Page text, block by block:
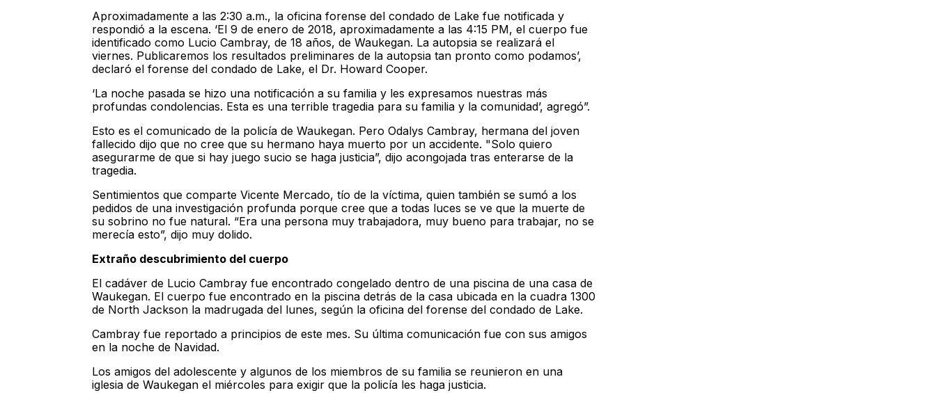
Aproximadamente a las 2:30 a.m., la oficina forense del condado de Lake fue notificada y
respondió a la escena. ‘El 9 de enero de 2018, aproximadamente a las 4:15 PM, el cuerpo fue
identificado como Lucio Cambray, de 18 años, de Waukegan. La autopsia se realizará el
viernes. Publicaremos los resultados preliminares de la autopsia tan pronto como podamos’,
declaró el forense del condado de Lake, el Dr. Howard Cooper.
‘La noche pasada se hizo una notificación a su familia y les expresamos nuestras más
profundas condolencias. Esta es una terrible tragedia para su familia y la comunidad’, agregó”.
Esto es el comunicado de la policía de Waukegan. Pero Odalys Cambray, hermana del joven
fallecido dijo que no cree que su hermano haya muerto por un accidente. "Solo quiero
asegurarme de que si hay juego sucio se haga justicia”, dijo acongojada tras enterarse de la
tragedia.
Sentimientos que comparte Vicente Mercado, tío de la víctima, quien también se sumó a los
pedidos de una investigación profunda porque cree que a todas luces se ve que la muerte de
su sobrino no fue natural. “Era una persona muy trabajadora, muy bueno para trabajar, no se
merecía esto”, dijo muy dolido.
Extraño descubrimiento del cuerpo
El cadáver de Lucio Cambray fue encontrado congelado dentro de una piscina de una casa de
Waukegan. El cuerpo fue encontrado en la piscina detrás de la casa ubicada en la cuadra 1300
de North Jackson la madrugada del lunes, según la oficina del forense del condado de Lake.
Cambray fue reportado a principios de este mes. Su última comunicación fue con sus amigos
en la noche de Navidad.
Los amigos del adolescente y algunos de los miembros de su familia se reunieron en una
iglesia de Waukegan el miércoles para exigir que la policía les haga justicia.